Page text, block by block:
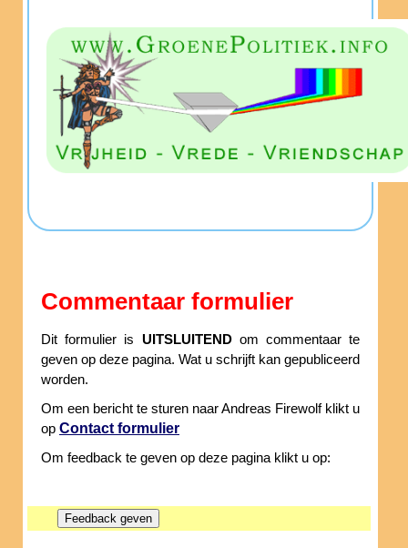
Commentaar formulier
Dit formulier is UITSLUITENDom commentaar te
geven op deze pagina. Wat u schrijft kan gepubliceerd
worden.
Om een bericht te sturen naar Andreas Firewolf klikt u
op Contact formulier
Om feedback te geven op deze pagina klikt u op: